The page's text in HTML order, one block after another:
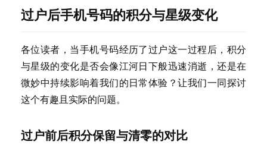
过户后手机号码的积分与星级变化
各位读者，当手机号码经历了过户这一过程后，积分
与星级的变化是否会像江河日下般迅速消逝，还是在
微妙中持续影响着我们的日常体验？让我们一同探讨
这个有趣且实际的问题。
过户前后积分保留与清零的对比